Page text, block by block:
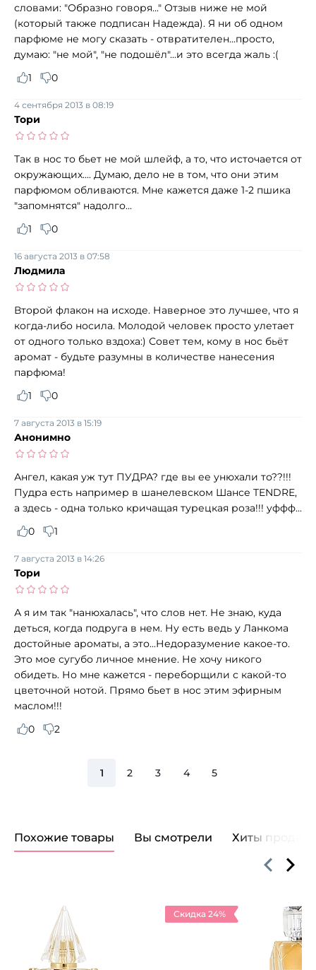
словами: "Образно говоря..." Отзыв ниже не мой
(который также подписан Надежда). Я ни об одном
парфюме не могу сказать - отвратителен...просто,
думаю: "не мой", "не подошёл"...и это всегда жаль :(
1
0
Тори
4 сентября 2013 в 08:19
Так в нос то бьет не мой шлейф, а то, что источается от
окружающих.... Думаю, дело не в том, что они этим
парфюмом обливаются. Мне кажется даже 1-2 пшика
"запомнятся" надолго...
1
0
Людмила
16 августа 2013 в 07:58
Второй флакон на исходе. Наверное это лучшее, что я
когда-либо носила. Молодой человек просто улетает
от одного только вздоха:) Совет тем, кому в нос бьёт
аромат - будьте разумны в количестве нанесения
парфюма!
1
0
Анонимно
7 августа 2013 в 15:19
Ангел, какая уж тут ПУДРА? где вы ее унюхали то??!!!
Пудра есть например в шанелевском Шансе TENDRE,
а здесь - одна только кричащая турецкая роза!!! уффф...
0
1
Тори
7 августа 2013 в 14:26
А я им так "нанюхалась", что слов нет. Не знаю, куда
деться, когда подруга в нем. Ну есть ведь у Ланкома
достойные ароматы, а это...Недоразумение какое-то.
Это мое сугубо личное мнение. Не хочу никого
обидеть. Но мне кажется - переборщили с какой-то
цветочной нотой. Прямо бьет в нос этим эфирным
маслом!!!
0
2
1 2 3 4 5
Похожие товары Вы смотрели Хиты продаж
Скидка 24%